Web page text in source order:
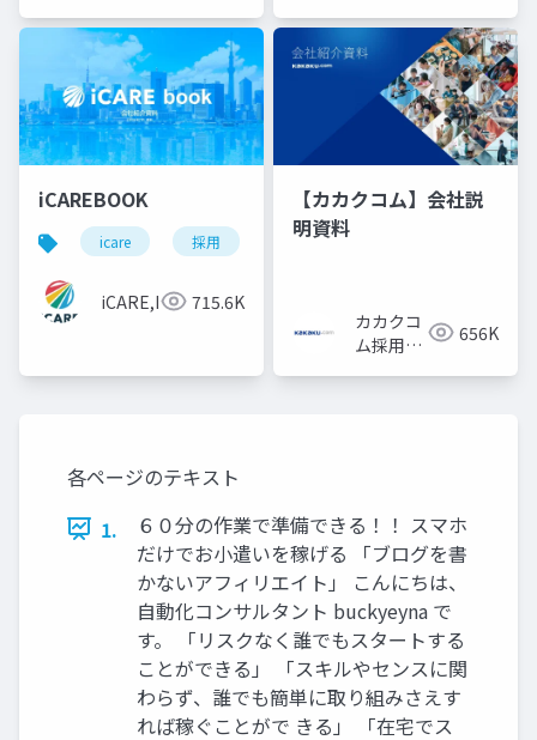
iCAREBOOK
icare 採用 カルチャーデック
iCARE,Inc 715.6K
【カカクコム】会社説
明資料
カカクコ
ム採用担
656K
各ページのテキスト
1.
６０分の作業で準備できる！！ スマホ
だけでお小遣いを稼げる 「ブログを書
かないアフィリエイト」 こんにちは、
自動化コンサルタント buckyeyna で
す。 「リスクなく誰でもスタートする
ことができる」 「スキルやセンスに関
わらず、誰でも簡単に取り組みさえす
れば稼ぐことがで きる」 「在宅でス